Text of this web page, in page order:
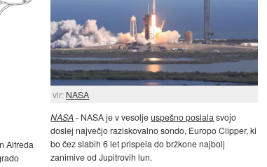
Alfreda
vir: NASA
NASA- NASA je v vesoljeuspešno poslala svojo
doslej največjo raziskovalno sondo, Europo Clipper, ki
bo čez slabih 6 let prispela do bržkone najbolj
zanimive od Jupitrovih lun.